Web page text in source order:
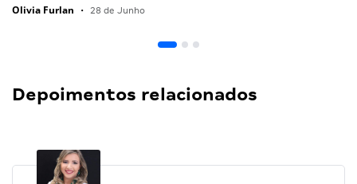
Olivia Furlan • 28 de Junho
Depoimentos relacionados